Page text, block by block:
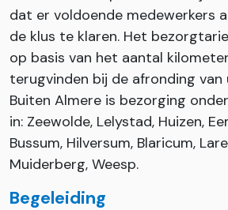
dat er voldoende medewerkers
de klus te klaren. Het
op basis van het aantal
terugvinden bij de afronding van
Buiten Almere is bezorging
in: Zeewolde, Lelystad, Huizen,
Bussum, Hilversum, Blaricum,
Muiderberg, Weesp.
Begeleiding